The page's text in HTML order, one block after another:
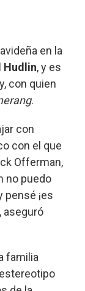
en la
Hudlin, y es
con quien
.
con
con el que
Offerman,
no puedo
pensé ¡es
aseguró
familia